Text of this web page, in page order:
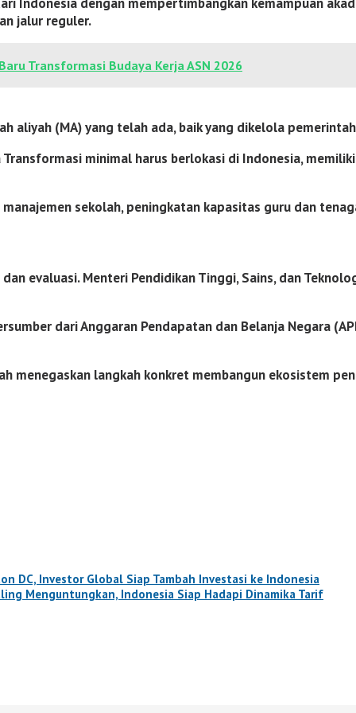
jalur reguler.
Transformasi Budaya Kerja ASN 2026
aliyah (MA) yang telah ada, baik yang dikelola
minimal harus berlokasi di Indonesia,
sekolah, peningkatan kapasitas guru dan
evaluasi. Menteri Pendidikan Tinggi, Sains, dan
dari Anggaran Pendapatan dan Belanja Negara
menegaskan langkah konkret membangun ekosistem
DC, Investor Global Siap Tambah Investasi ke Indonesia
Menguntungkan, Indonesia Siap Hadapi Dinamika Tarif